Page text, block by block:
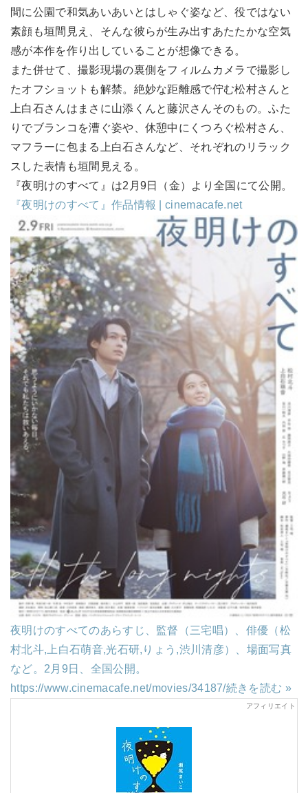
間に公園で和気あいあいとはしゃぐ姿など、役ではない
素顔も垣間見え、そんな彼らが生み出すあたたかな空気
感が本作を作り出していることが想像できる。
また併せて、撮影現場の裏側をフィルムカメラで撮影し
たオフショットも解禁。絶妙な距離感で佇む松村さんと
上白石さんはまさに山添くんと藤沢さんそのもの。ふた
りでブランコを漕ぐ姿や、休憩中にくつろぐ松村さん、
マフラーに包まる上白石さんなど、それぞれのリラック
スした表情も垣間見える。
『夜明けのすべて』は2月9日（金）より全国にて公開。
『夜明けのすべて』作品情報 | cinemacafe.net
夜明けのすべてのあらすじ、監督（三宅唱）、俳優（松
村北斗,上白石萌音,光石研,りょう,渋川清彦）、場面写真
など。2月9日、全国公開。
https://www.cinemacafe.net/movies/34187/続きを読む »